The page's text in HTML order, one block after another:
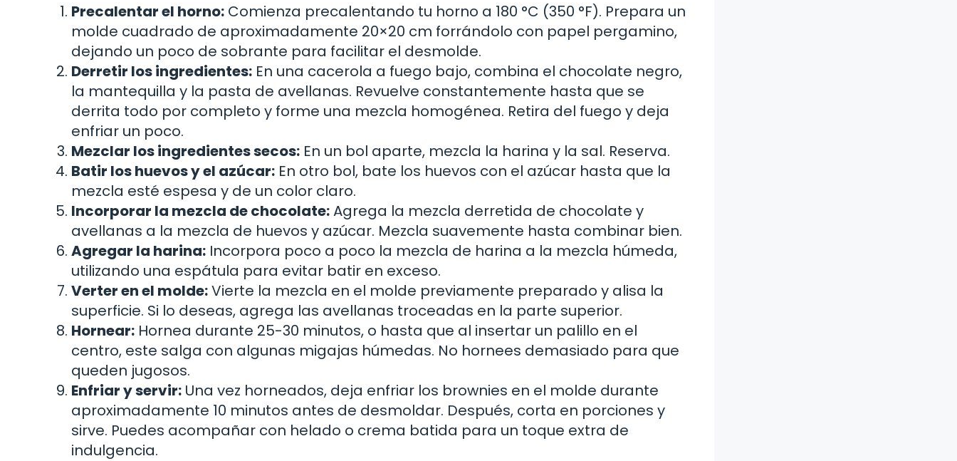
Precalentar el horno: Comienza precalentando tu horno a 180 °C (350 °F). Prepara un
molde cuadrado de aproximadamente 20×20 cm forrándolo con papel pergamino,
dejando un poco de sobrante para facilitar el desmolde.
Derretir los ingredientes: En una cacerola a fuego bajo, combina el chocolate negro,
la mantequilla y la pasta de avellanas. Revuelve constantemente hasta que se
derrita todo por completo y forme una mezcla homogénea. Retira del fuego y deja
enfriar un poco.
Mezclar los ingredientes secos: En un bol aparte, mezcla la harina y la sal. Reserva.
Batir los huevos y el azúcar: En otro bol, bate los huevos con el azúcar hasta que la
mezcla esté espesa y de un color claro.
Incorporar la mezcla de chocolate:Agrega la mezcla derretida de chocolate y
avellanas a la mezcla de huevos y azúcar. Mezcla suavemente hasta combinar bien.
Agregar la harina: Incorpora poco a poco la mezcla de harina a la mezcla húmeda,
utilizando una espátula para evitar batir en exceso.
Verter en el molde:Vierte la mezcla en el molde previamente preparado y alisa la
superficie. Si lo deseas, agrega las avellanas troceadas en la parte superior.
Hornear: Hornea durante 25-30 minutos, o hasta que al insertar un palillo en el
centro, este salga con algunas migajas húmedas. No hornees demasiado para que
queden jugosos.
Enfriar y servir: Una vez horneados, deja enfriar los brownies en el molde durante
aproximadamente 10 minutos antes de desmoldar. Después, corta en porciones y
sirve. Puedes acompañar con helado o crema batida para un toque extra de
indulgencia.